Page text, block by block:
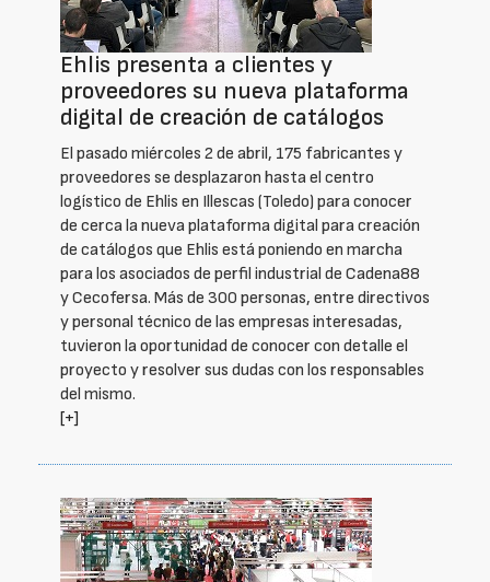
Ehlis presenta a clientes y
proveedores su nueva plataforma
digital de creación de catálogos
El pasado miércoles 2 de abril, 175 fabricantes y
proveedores se desplazaron hasta el centro
logístico de Ehlis en Illescas (Toledo) para conocer
de cerca la nueva plataforma digital para creación
de catálogos que Ehlis está poniendo en marcha
para los asociados de perfil industrial de Cadena88
y Cecofersa. Más de 300 personas, entre directivos
y personal técnico de las empresas interesadas,
tuvieron la oportunidad de conocer con detalle el
proyecto y resolver sus dudas con los responsables
del mismo.
[+]